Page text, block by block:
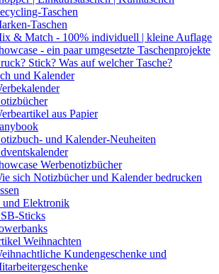
Taschen
Taschen
& Match - 100% individuell | kleine Auflage
- ein paar umgesetzte Taschenprojekte
Stick? Was auf welcher Tasche?
und Kalender
aus Papier
und Kalender-Neuheiten
Werbenotizbücher
sich Notizbücher und Kalender bedrucken
und Elektronik
Sticks
Weihnachten
Kundengeschenke und